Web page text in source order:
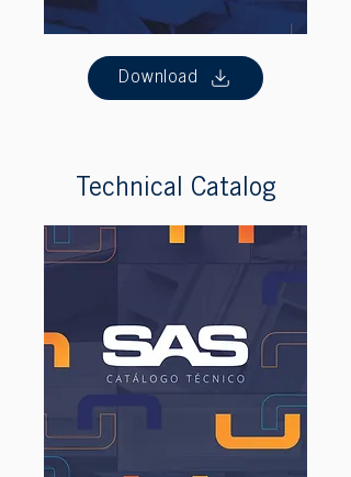
Download
Technical Catalog